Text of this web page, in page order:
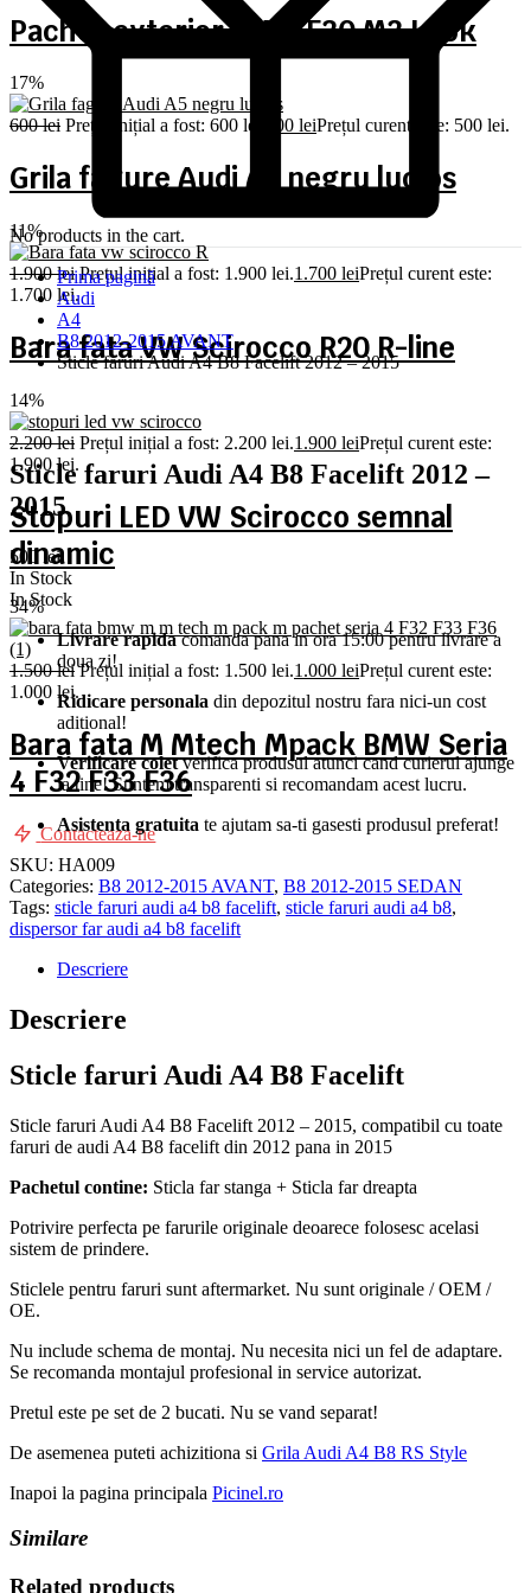
Pachet exterior BMW F30 M3 Look
17%
600lei Prețul inițial a fost: 600 lei. 500 leiPrețul curent este: 500 lei.
Grila fagure Audi A5 negru lucios
11%
1.900lei Prețul inițial a fost: 1.900 lei.1.700 leiPrețul curent este:
1.700 lei.
Bara fata VW Scirocco R20 R-line
14%
2.200lei Prețul inițial a fost: 2.200 lei.1.900 leiPrețul curent este:
1.900 lei.
Stopuri LED VW Scirocco semnal
dinamic
34%
1.500lei Prețul inițial a fost: 1.500 lei.1.000 leiPrețul curent este:
1.000 lei.
Bara fata M Mtech Mpack BMW Seria
4 F32 F33 F36
Contacteaza-ne
No products in the cart.
Prima pagină
Audi
A4
B8 2012-2015 AVANT
Sticle faruri Audi A4 B8 Facelift 2012 – 2015
Sticle faruri Audi A4 B8 Facelift 2012 –
2015
500lei
In Stock
In Stock
Livrare rapidacomanda pana in ora 15:00 pentru livrare a
doua zi!
Ridicare personala din depozitul nostru fara nici-un cost
aditional!
Verificare coletverifica produsul atunci cand curierul ajunge
la tine! Suntem transparenti si recomandam acest lucru.
Asistenta gratuita te ajutam sa-ti gasesti produsul preferat!
SKU: HA009
Categories: B8 2012-2015 AVANT, B8 2012-2015 SEDAN
Tags: sticle faruri audi a4 b8 facelift, sticle faruri audi a4 b8,
dispersor far audi a4 b8 facelift
Descriere
Descriere
Sticle faruri Audi A4 B8 Facelift
Sticle faruri Audi A4 B8 Facelift 2012 – 2015, compatibil cu toate
faruri de audi A4 B8 facelift din 2012 pana in 2015
Pachetul contine: Sticla far stanga + Sticla far dreapta
Potrivire perfecta pe farurile originale deoarece folosesc acelasi
sistem de prindere.
Sticlele pentru faruri sunt aftermarket. Nu sunt originale / OEM /
OE.
Nu include schema de montaj. Nu necesita nici un fel de adaptare.
Se recomanda montajul profesional in service autorizat.
Pretul este pe set de 2 bucati. Nu se vand separat!
De asemenea puteti achizitiona si Grila Audi A4 B8 RS Style
Inapoi la pagina principala Picinel.ro
Similare
Related products